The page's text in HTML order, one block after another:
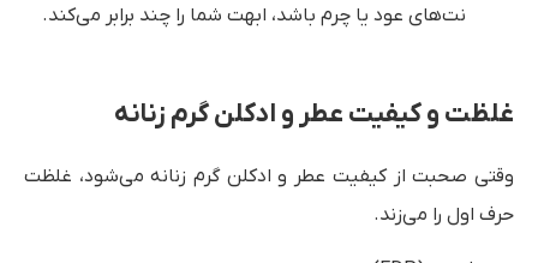
نت‌های عود یا چرم باشد، ابهت شما را چند برابر می‌کند.
غلظت و کیفیت عطر و ادکلن گرم زنانه
وقتی صحبت از کیفیت عطر و ادکلن گرم زنانه می‌شود، غلظت
حرف اول را می‌زند.